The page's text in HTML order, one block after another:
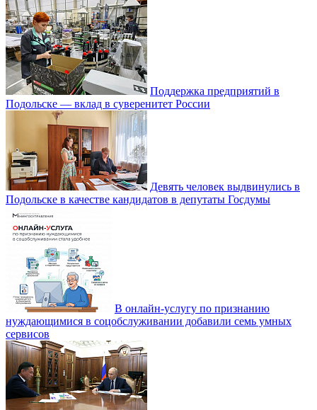
Поддержка предприятий в
Подольске — вклад в суверенитет России
Девять человек выдвинулись в
Подольске в качестве кандидатов в депутаты Госдумы
В онлайн-услугу по признанию
нуждающимися в соцобслуживании добавили семь умных
сервисов